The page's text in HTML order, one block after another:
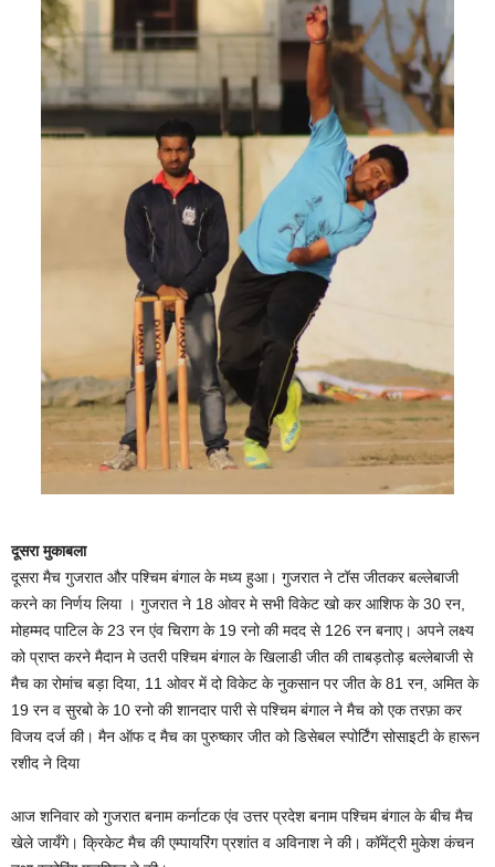
दूसरा मुकाबला
दूसरा मैच गुजरात और पश्चिम बंगाल के मध्य हुआ। गुजरात ने टॉस जीतकर बल्लेबाजी
करने का निर्णय लिया । गुजरात ने 18 ओवर मे सभी विकेट खो कर आशिफ के 30 रन,
मोहम्मद पाटिल के 23 रन एंव चिराग के 19 रनो की मदद से 126 रन बनाए। अपने लक्ष्य
को प्राप्त करने मैदान मे उतरी पश्चिम बंगाल के खिलाडी जीत की ताबड़तोड़ बल्लेबाजी से
मैच का रोमांच बड़ा दिया, 11 ओवर में दो विकेट के नुकसान पर जीत के 81 रन, अमित के
19 रन व सुरबो के 10 रनो की शानदार पारी से पश्चिम बंगाल ने मैच को एक तरफ़ा कर
विजय दर्ज की। मैन ऑफ द मैच का पुरुष्कार जीत को डिसेबल स्पोर्टिंग सोसाइटी के हारून
रशीद ने दिया
आज शनिवार को गुजरात बनाम कर्नाटक एंव उत्तर प्रदेश बनाम पश्चिम बंगाल के बीच मैच
खेले जायँगे। क्रिकेट मैच की एम्पायरिंग प्रशांत व अविनाश ने की। कॉमेंट्री मुकेश कंचन